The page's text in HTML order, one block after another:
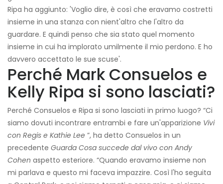
Ripa ha aggiunto: 'Voglio dire, è così che eravamo costretti
insieme in una stanza con nient'altro che l'altro da
guardare. E quindi penso che sia stato quel momento
insieme in cui ha implorato umilmente il mio perdono. E ho
davvero accettato le sue scuse'.
Perché Mark Consuelos e
Kelly Ripa si sono lasciati?
Perché Consuelos e Ripa si sono lasciati in primo luogo? “Ci
siamo dovuti incontrare entrambi e fare un'apparizione Vivi
con Regis e Kathie Lee ”, ha detto Consuelos in un
precedente Guarda Cosa succede dal vivo con Andy
Cohen aspetto esteriore. “Quando eravamo insieme non
mi parlava e questo mi faceva impazzire. Così l'ho seguita